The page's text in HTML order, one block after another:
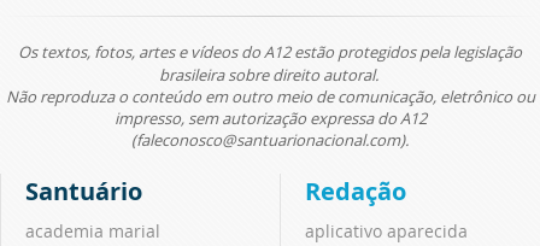
Os textos, fotos, artes e vídeos do A12 estão protegidos pela legislação
brasileira sobre direito autoral.
Não reproduza o conteúdo em outro meio de comunicação, eletrônico ou
impresso, sem autorização expressa do A12
(faleconosco@santuarionacional.com).
Santuário
academia marial
Redação
aplicativo aparecida